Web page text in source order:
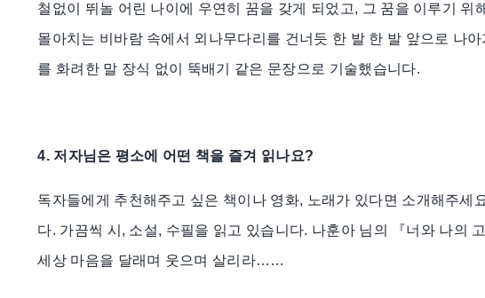
철없이 뛰놀 어린 나이에 우연히 꿈을 갖게 되었고, 그 꿈을 이루기 위
몰아치는 비바람 속에서 외나무다리를 건너듯 한 발 한 발 앞으로 나
를 화려한 말 장식 없이 뚝배기 같은 문장으로 기술했습니다.
4. 저자님은 평소에 어떤 책을 즐겨 읽나요?
독자들에게 추천해주고 싶은 책이나 영화, 노래가 있다면 소개해주세
다. 가끔씩 시, 소설, 수필을 읽고 있습니다. 나훈아 님의 『너와 나의
세상 마음을 달래며 웃으며 살리라……